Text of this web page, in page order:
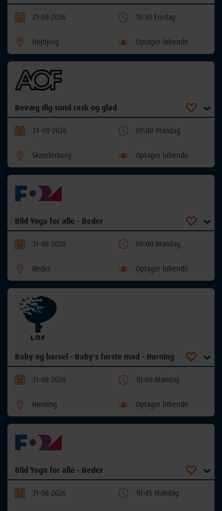
21-08-2026 10:30 Fredag
Højbjerg Optager løbende
Bevæg dig sund rask og glad
24-08-2026 09:00 Mandag
Skanderborg Optager løbende
Blid Yoga for alle - Beder
31-08-2026 09:00 Mandag
Beder Optager løbende
Baby og barsel - Baby's første mad - Hørning
31-08-2026 10:00 Mandag
Hørning Optager løbende
Blid Yoga for alle - Beder
31-08-2026 10:45 Mandag